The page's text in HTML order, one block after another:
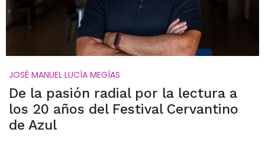
JOSÉ MANUEL LUCÍA MEGÍAS
De la pasión radial por la lectura a
los 20 años del Festival Cervantino
de Azul